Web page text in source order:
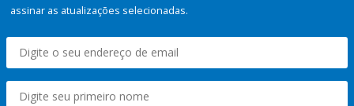
assinar as atualizações selecionadas.